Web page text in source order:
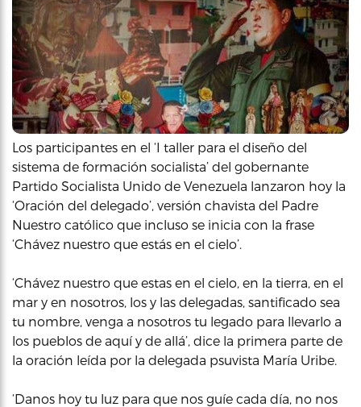
Los participantes en el ‘I taller para el diseño del
sistema de formación socialista’ del gobernante
Partido Socialista Unido de Venezuela lanzaron hoy la
‘Oración del delegado’, versión chavista del Padre
Nuestro católico que incluso se inicia con la frase
‘Chávez nuestro que estás en el cielo’.
‘Chávez nuestro que estas en el cielo, en la tierra, en el
mar y en nosotros, los y las delegadas, santificado sea
tu nombre, venga a nosotros tu legado para llevarlo a
los pueblos de aquí y de allá’, dice la primera parte de
la oración leída por la delegada psuvista María Uribe.
‘Danos hoy tu luz para que nos guíe cada día, no nos